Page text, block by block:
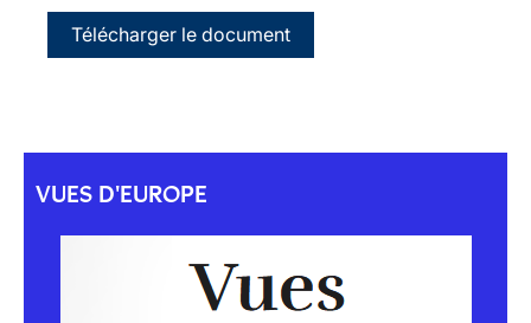
Télécharger le document
VUES D'EUROPE